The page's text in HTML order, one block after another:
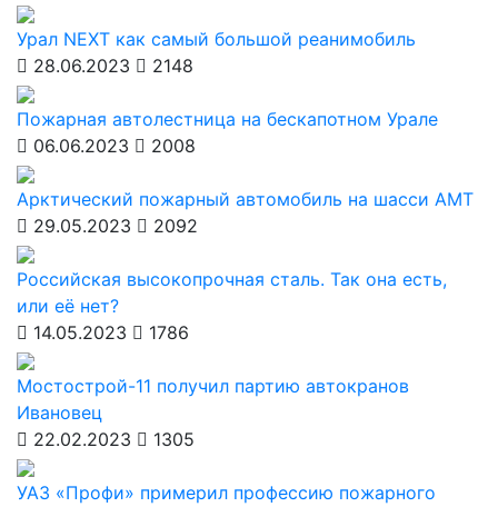
Урал NEXT как самый большой реанимобиль
28.06.2023
2148
Пожарная автолестница на бескапотном Урале
06.06.2023
2008
Арктический пожарный автомобиль на шасси АМТ
29.05.2023
2092
Российская высокопрочная сталь. Так она есть,
или её нет?
14.05.2023
1786
Мостострой-11 получил партию автокранов
Ивановец
22.02.2023
1305
УАЗ «Профи» примерил профессию пожарного